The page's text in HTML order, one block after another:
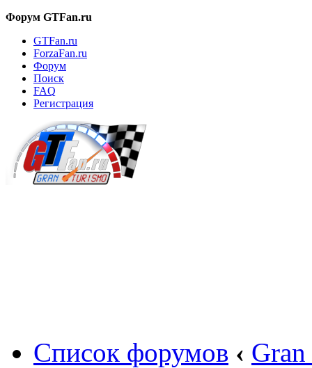
Форум GTFan.ru
GTFan.ru
ForzaFan.ru
Форум
Поиск
FAQ
Регистрация
Список форумов ‹